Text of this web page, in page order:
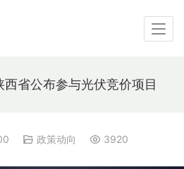
省公布参与光伏竞价项目
政策动向 3920